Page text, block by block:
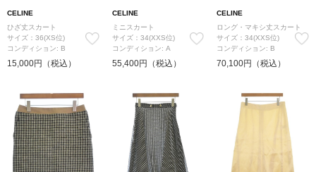
CELINE
ひざ丈スカート
サイズ：36(XS位)
コンディション: B
15,000円（税込）
CELINE
ミニスカート
サイズ：34(XXS位)
コンディション: A
55,400円（税込）
CELINE
ロング・マキシ丈スカート
サイズ：34(XXS位)
コンディション: B
70,100円（税込）